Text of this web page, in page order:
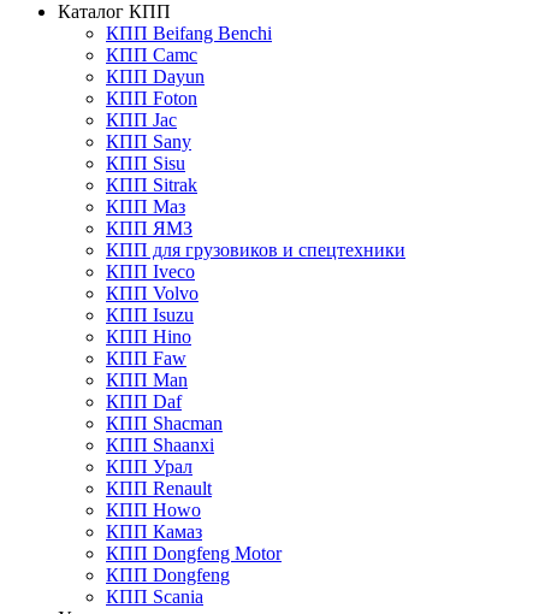
Каталог КПП
КПП Beifang Benchi
КПП Camc
КПП Dayun
КПП Foton
КПП Jac
КПП Sany
КПП Sisu
КПП Sitrak
КПП Маз
КПП ЯМЗ
КПП для грузовиков и спецтехники
КПП Iveco
КПП Volvo
КПП Isuzu
КПП Hino
КПП Faw
КПП Man
КПП Daf
КПП Shacman
КПП Shaanxi
КПП Урал
КПП Renault
КПП Howo
КПП Камаз
КПП Dongfeng Motor
КПП Dongfeng
КПП Scania